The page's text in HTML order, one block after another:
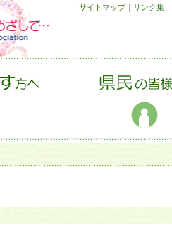
｜ サイトマップ｜ リンク集 ｜